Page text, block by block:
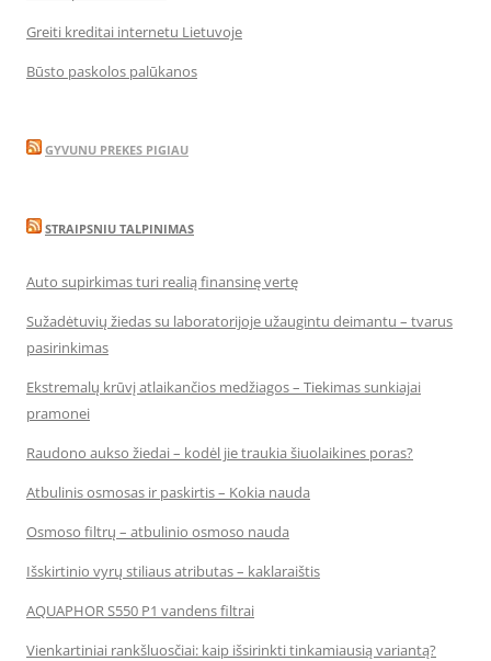
Greiti kreditai internetu Lietuvoje
Būsto paskolos palūkanos
GYVUNU PREKES PIGIAU
STRAIPSNIU TALPINIMAS
Auto supirkimas turi realią finansinę vertę
Sužadėtuvių žiedas su laboratorijoje užaugintu deimantu – tvarus
pasirinkimas
Ekstremalų krūvį atlaikančios medžiagos – Tiekimas sunkiajai
pramonei
Raudono aukso žiedai – kodėl jie traukia šiuolaikines poras?
Atbulinis osmosas ir paskirtis – Kokia nauda
Osmoso filtrų – atbulinio osmoso nauda
Išskirtinio vyrų stiliaus atributas – kaklaraištis
AQUAPHOR S550 P1 vandens filtrai
Vienkartiniai rankšluosčiai: kaip išsirinkti tinkamiausią variantą?